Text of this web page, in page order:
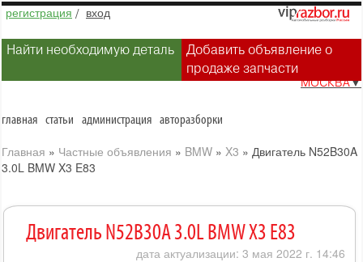
регистрация / вход
Найти необходимую деталь
Добавить объявление о
продаже запчасти
МОСКВА▼
главная статьи администрация авторазборки
Главная » Частные объявления » BMW » X3 » Двигатель N52B30A
3.0L BMW X3 E83
Двигатель N52B30A 3.0L BMW X3 E83
дата актуализации: 3 мая 2022 г. 14:46